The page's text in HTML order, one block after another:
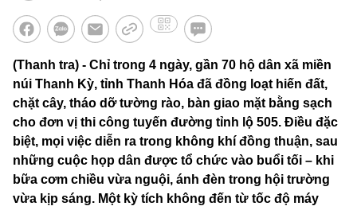
(Thanh tra) - Chỉ trong 4 ngày, gần 70 hộ dân xã miền
núi Thanh Kỳ, tỉnh Thanh Hóa đã đồng loạt hiến đất,
chặt cây, tháo dỡ tường rào, bàn giao mặt bằng sạch
cho đơn vị thi công tuyến đường tỉnh lộ 505. Điều đặc
biệt, mọi việc diễn ra trong không khí đồng thuận, sau
những cuộc họp dân được tổ chức vào buổi tối – khi
bữa cơm chiều vừa nguội, ánh đèn trong hội trường
vừa kịp sáng. Một kỳ tích không đến từ tốc độ máy